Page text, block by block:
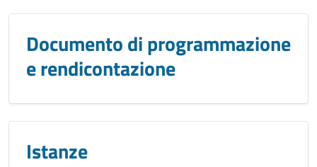
Documento di programmazione
e rendicontazione
Istanze